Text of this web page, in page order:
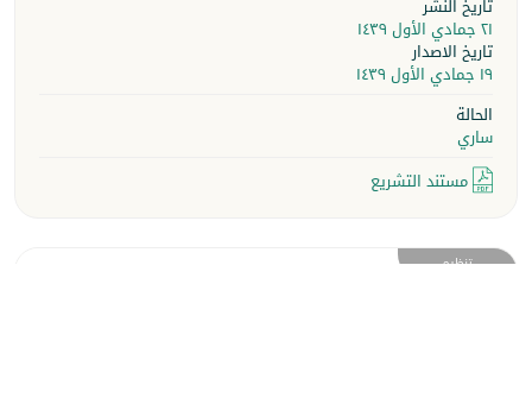
والمصفون ، الكفيل الغارم ، الحارس القضائي ، إجراءات
التصفية ، وفاء ديون المال المشترك ، تراخيص المصفين
وتصنيفهم
تاريخ النشر
٢١ جمادي الأول ١٤٣٩
تاريخ الاصدار
١٩ جمادي الأول ١٤٣٩
الحالة
ساري
مستند التشريع
تنظيم